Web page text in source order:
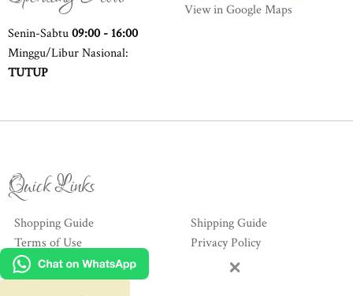
Quick Links
Shopping Guide
Shipping Guide
Terms of Use
Privacy Policy
Hubungi Kami
Senin-Sabtu09:00 - 16:00
Minggu/Libur Nasional:
TUTUP
View in Google Maps
×